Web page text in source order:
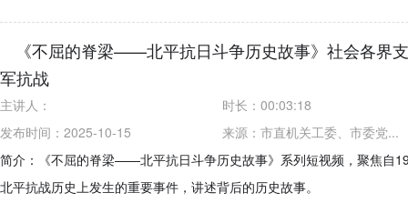
《不屈的脊梁——北平抗日斗争历史故事》社会各界
军抗战
主讲人： 时长： 00:03:18
发布时间：2025-10-15
来源： 市直机关工委、市委党...
简介：《不屈的脊梁——北平抗日斗争历史故事》系列短视频，聚焦自
北平抗战历史上发生的重要事件，讲述背后的历史故事。